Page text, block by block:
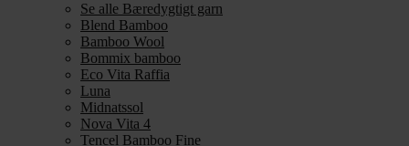
Se alle Bæredygtigt garn
Blend Bamboo
Bamboo Wool
Bommix bamboo
Eco Vita Raffia
Luna
Midnatssol
Nova Vita 4
Tencel Bamboo Fine